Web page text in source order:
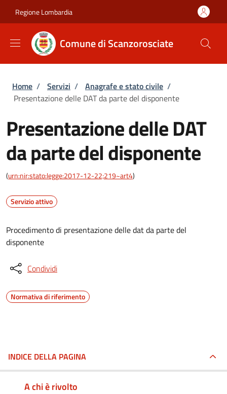
Regione Lombardia
Comune di Scanzorosciate
Briciole di pane
Home / Servizi / Anagrafe e stato civile /
Presentazione delle DAT da parte del disponente
Presentazione delle DAT
da parte del disponente
(urn:nir:stato:legge:2017-12-22;219~art4)
Servizio attivo
Procedimento di presentazione delle dat da parte del
disponente
Condividi
Normativa di riferimento
INDICE DELLA PAGINA
A chi è rivolto